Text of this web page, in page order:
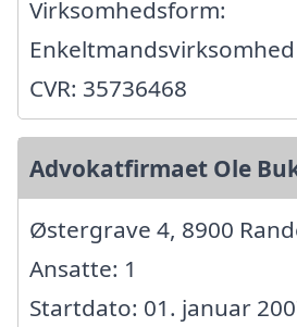
Virksomhedsform:
Enkeltmandsvirksomhed
CVR: 35736468
Advokatfirmaet Ole
Østergrave 4, 8900
Ansatte: 1
Startdato: 01. januar